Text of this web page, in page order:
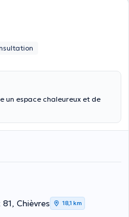
un espace chaleureux et de
Chièvres 18,1 km